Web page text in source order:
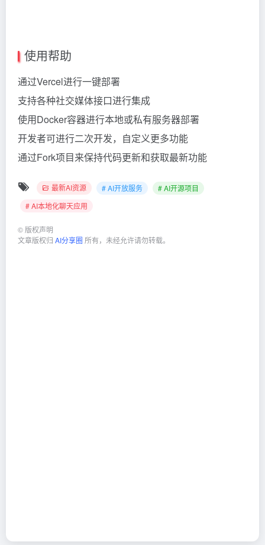
使用帮助
通过Vercel进行一键部署
支持各种社交媒体接口进行集成
使用Docker容器进行本地或私有服务器部署
开发者可进行二次开发，自定义更多功能
通过Fork项目来保持代码更新和获取最新功能
最新AI资源 # AI开放服务
# AI开源项目
# AI本地化聊天应用
© 版权声明
文章版权归 AI分享圈 所有，未经允许请勿转载。